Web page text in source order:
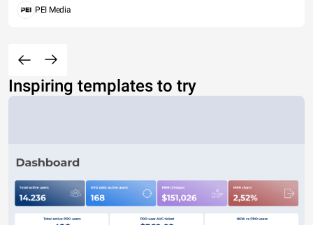
PEI Media
Inspiring templates to try